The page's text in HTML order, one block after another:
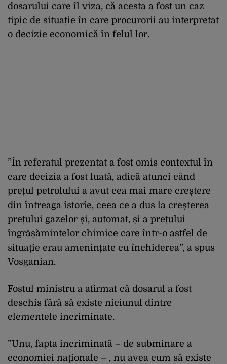
dosarului care îl viza, că acesta a fost un caz
tipic de situație în care procurorii au interpretat
o decizie economică în felul lor.
”În referatul prezentat a fost omis contextul în
care decizia a fost luată, adică atunci când
prețul petrolului a avut cea mai mare creștere
din întreaga istorie, ceea ce a dus la creșterea
prețului gazelor și, automat, și a prețului
îngrășămintelor chimice care într-o astfel de
situație erau amenințate cu închiderea”, a spus
Vosganian.
Fostul ministru a afirmat că dosarul a fost
deschis fără să existe niciunul dintre
elementele incriminate.
”Unu, fapta incriminată – de subminare a
economiei naționale – , nu avea cum să existe